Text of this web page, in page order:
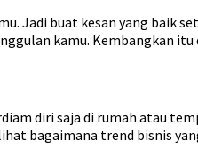
Jadi buat kesan yang baik
kamu. Kembangkan
diri saja di rumah atau
bagaimana trend bisnis